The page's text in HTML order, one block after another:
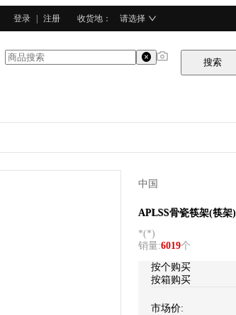
登录 注册 收货地 ： 请选择
搜索
中国
APLSS
APLSS骨瓷筷架(筷架)
*(*)
销量:6019个
按个购买
按箱购买
市场价: